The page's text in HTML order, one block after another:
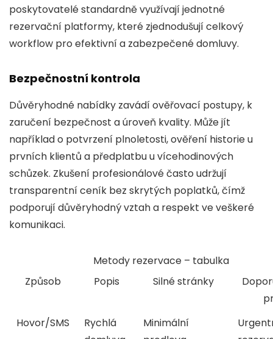
poskytovatelé standardně využívají jednotné
rezervační platformy, které zjednodušují celkový
workflow pro efektivní a zabezpečené domluvy.
Bezpečnostní kontrola
Důvěryhodné nabídky zavádí ověřovací postupy, k
zaručení bezpečnost a úroveň kvality. Může jít
například o potvrzení plnoletosti, ověření historie u
prvních klientů a předplatbu u vícehodinových
schůzek. Zkušení profesionálové často udržují
transparentní ceník bez skrytých poplatků, čímž
podporují důvěryhodný vztah a respekt ve veškeré
komunikaci.
Metody rezervace – tabulka
Způsob
Popis Silné stránky
Hovor/SMS
Rychlá
Minimální